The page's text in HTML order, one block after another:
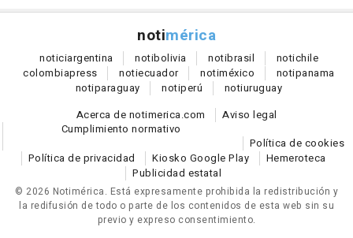
notimérica
noticiargentina notibolivia notibrasil notichile
colombiapress notiecuador notiméxico notipanama
notiparaguay notiperú notiuruguay
Acerca de notimerica.com
Aviso legal
Cumplimiento normativo
Política de cookies
Política de privacidad
Kiosko Google Play
Hemeroteca
Publicidad estatal
© 2026 Notimérica. Está expresamente prohibida la redistribución y
la redifusión de todo o parte de los contenidos de esta web sin su
previo y expreso consentimiento.